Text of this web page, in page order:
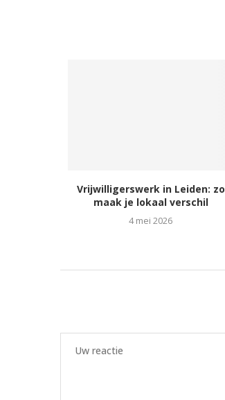
Vrijwilligerswerk in Leiden: zo
maak je lokaal verschil
4 mei 2026